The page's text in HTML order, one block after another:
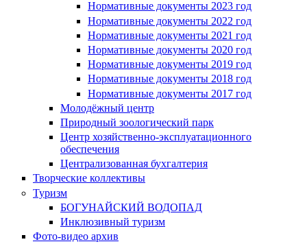
Нормативные документы 2023 год
Нормативные документы 2022 год
Нормативные документы 2021 год
Нормативные документы 2020 год
Нормативные документы 2019 год
Нормативные документы 2018 год
Нормативные документы 2017 год
Молодёжный центр
Природный зоологический парк
Центр хозяйственно-эксплуатационного
обеспечения
Централизованная бухгалтерия
Творческие коллективы
Туризм
БОГУНАЙСКИЙ ВОДОПАД
Инклюзивный туризм
Фото-видео архив